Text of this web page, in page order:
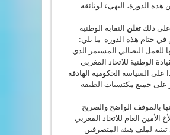
هذه الدورة، التهيء لوثائقه
ذلك تعلن النقابة الوطنية
في ختام هذه الدورة ما يلي:
للعمل النضالي المستمر الذي
الوطنية للاتحاد المغربي
السياسة الحكومية الهادفة
على جميع مكتسبات الطبقة
بالموقف الواضح والصريح
الأمين العام للاتحاد المغربي
لملف هيئة المتصرفين